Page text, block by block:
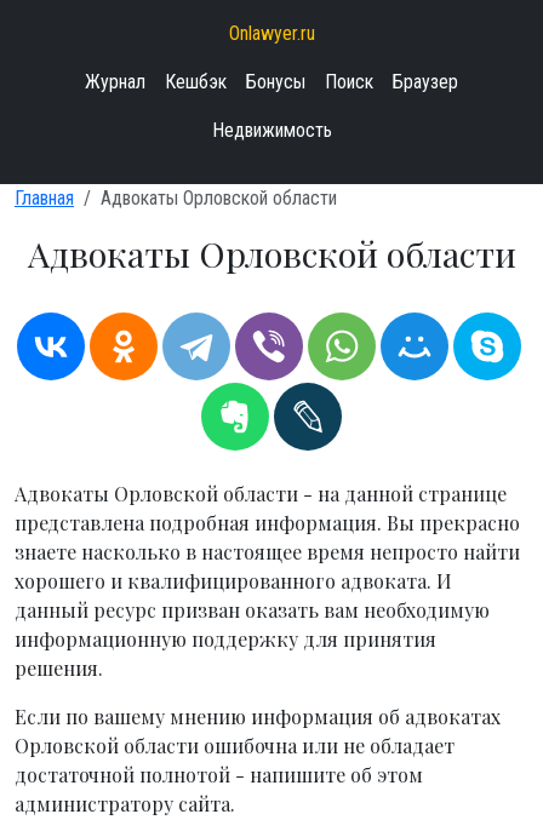
Onlawyer.ru
Журнал Кешбэк Бонусы Поиск Браузер
Недвижимость
Главная Адвокаты Орловской области
Адвокаты Орловской области
Адвокаты Орловской области - на данной странице
представлена подробная информация. Вы прекрасно
знаете насколько в настоящее время непросто найти
хорошего и квалифицированного адвоката. И
данный ресурс призван оказать вам необходимую
информационную поддержку для принятия
решения.
Если по вашему мнению информация об адвокатах
Орловской области ошибочна или не обладает
достаточной полнотой - напишите об этом
администратору сайта.